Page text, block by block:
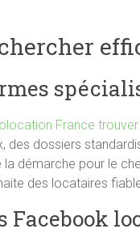
France
des dossiers
démarche pour le
des locataires
Facebook